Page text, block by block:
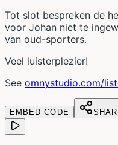
Tot slot bespreken de
voor Johan niet te
van oud-sporters.
Veel luisterplezier!
See omnystudio.com/
EMBED CODE